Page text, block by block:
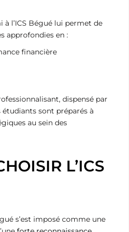
l’ICS Bégué lui permet de
approfondies en :
financière
dispensé par
sont préparés à
au sein des
L’ICS
s’est imposé comme une